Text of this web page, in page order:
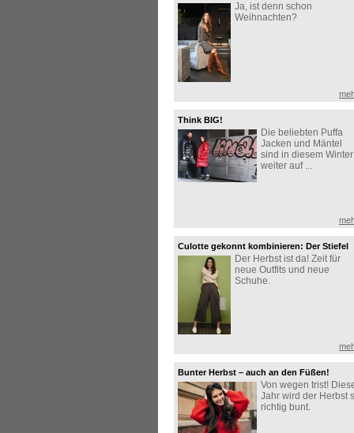
zu Weihnachten erst recht!
Ja, ist denn schon
Weihnachten?
Think BIG!
Die beliebten Puffa
Jacken und Mäntel
sind in diesem Winter
weiter auf ...
Culotte gekonnt kombinieren: Der Stiefel
macht den Look perfekt!Der Herbst ist da! Zeit für
neue Outfits und neue
Schuhe.
Bunter Herbst – auch an den Füßen!
Von wegen trist!
Jahr wird der Herbst
richtig bunt.